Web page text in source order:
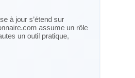
à jour s’étend sur
assume un rôle
un outil pratique,